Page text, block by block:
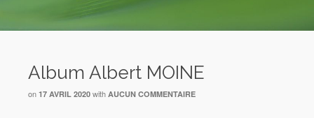
Album Albert MOINE
on 17 AVRIL 2020 with AUCUN COMMENTAIRE